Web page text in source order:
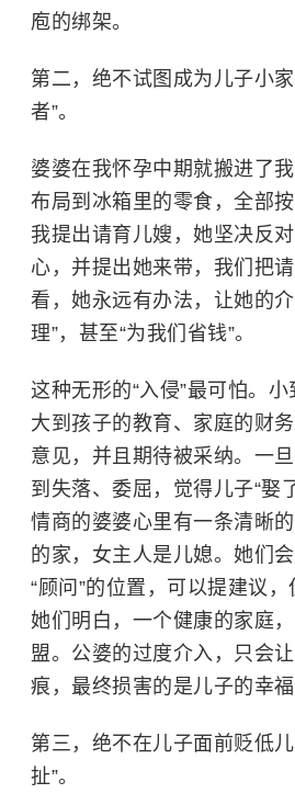
庖的绑架。
第二，绝不试图成为儿子小
者”。
婆婆在我怀孕中期就搬进了
布局到冰箱里的零食，全部按
我提出请育儿嫂，她坚决反
心，并提出她来带，我们把
看，她永远有办法，让她的
理”，甚至“为我们省钱”。
这种无形的“入侵”最可怕。小
大到孩子的教育、家庭的财
意见，并且期待被采纳。一
到失落、委屈，觉得儿子“娶
情商的婆婆心里有一条清晰
的家，女主人是儿媳。她们
“顾问”的位置，可以提建议，
她们明白，一个健康的家庭
盟。公婆的过度介入，只会
痕，最终损害的是儿子的幸福
第三，绝不在儿子面前贬低
扯”。